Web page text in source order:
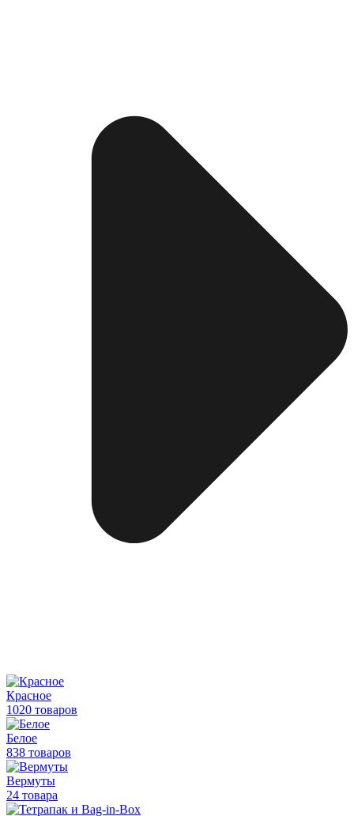
Красное
1020 товаров
Белое
838 товаров
Вермуты
24 товара